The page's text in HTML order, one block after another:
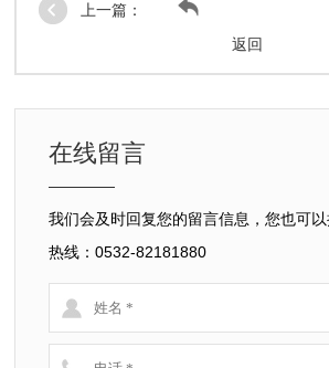
上一篇：
返回
在线留言
我们会及时回复您的留言信息，您也可
热线：0532-82181880